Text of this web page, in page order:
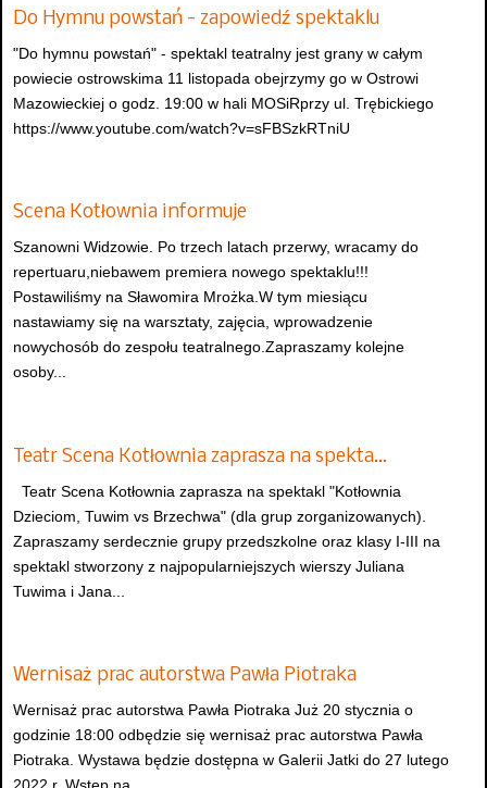
Do Hymnu powstań - zapowiedź spektaklu
"Do hymnu powstań" - spektakl teatralny jest grany w całym
powiecie ostrowskima 11 listopada obejrzymy go w Ostrowi
Mazowieckiej o godz. 19:00 w hali MOSiRprzy ul. Trębickiego
https://www.youtube.com/watch?v=sFBSzkRTniU
Scena Kotłownia informuje
Szanowni Widzowie. Po trzech latach przerwy, wracamy do
repertuaru,niebawem premiera nowego spektaklu!!!
Postawiliśmy na Sławomira Mrożka.W tym miesiącu
nastawiamy się na warsztaty, zajęcia, wprowadzenie
nowychosób do zespołu teatralnego.Zapraszamy kolejne
osoby...
Teatr Scena Kotłownia zaprasza na spekta…
Teatr Scena Kotłownia zaprasza na spektakl "Kotłownia
Dzieciom, Tuwim vs Brzechwa" (dla grup zorganizowanych).
Zapraszamy serdecznie grupy przedszkolne oraz klasy I-III na
spektakl stworzony z najpopularniejszych wierszy Juliana
Tuwima i Jana...
Wernisaż prac autorstwa Pawła Piotraka
Wernisaż prac autorstwa Pawła Piotraka Już 20 stycznia o
godzinie 18:00 odbędzie się wernisaż prac autorstwa Pawła
Piotraka. Wystawa będzie dostępna w Galerii Jatki do 27 lutego